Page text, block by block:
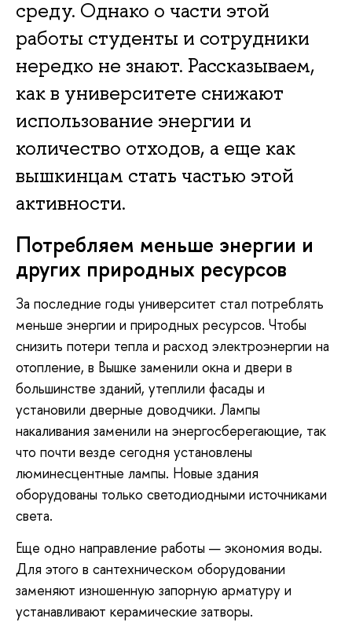
среду. Однако о части этой
работы студенты и сотрудники
нередко не знают. Рассказываем,
как в университете снижают
использование энергии и
количество отходов, а еще как
вышкинцам стать частью этой
активности.
Потребляем меньше энергии и
других природных ресурсов
За последние годы университет стал потреблять
меньше энергии и природных ресурсов. Чтобы
снизить потери тепла и расход электроэнергии на
отопление, в Вышке заменили окна и двери в
большинстве зданий, утеплили фасады и
установили дверные доводчики. Лампы
накаливания заменили на энергосберегающие, так
что почти везде сегодня установлены
люминесцентные лампы. Новые здания
оборудованы только светодиодными источниками
света.
Еще одно направление работы — экономия воды.
Для этого в сантехническом оборудовании
заменяют изношенную запорную арматуру и
устанавливают керамические затворы.